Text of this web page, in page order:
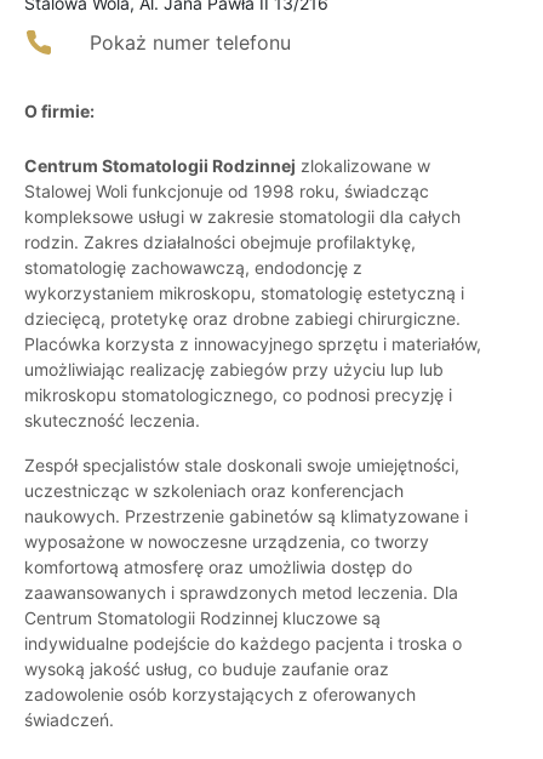
Pokaż numer telefonu
O firmie:
Centrum Stomatologii Rodzinnej zlokalizowane w
Stalowej Woli funkcjonuje od 1998 roku, świadcząc
kompleksowe usługi w zakresie stomatologii dla całych
rodzin. Zakres działalności obejmuje profilaktykę,
stomatologię zachowawczą, endodoncję z
wykorzystaniem mikroskopu, stomatologię estetyczną i
dziecięcą, protetykę oraz drobne zabiegi chirurgiczne.
Placówka korzysta z innowacyjnego sprzętu i materiałów,
umożliwiając realizację zabiegów przy użyciu lup lub
mikroskopu stomatologicznego, co podnosi precyzję i
skuteczność leczenia.
Zespół specjalistów stale doskonali swoje umiejętności,
uczestnicząc w szkoleniach oraz konferencjach
naukowych. Przestrzenie gabinetów są klimatyzowane i
wyposażone w nowoczesne urządzenia, co tworzy
komfortową atmosferę oraz umożliwia dostęp do
zaawansowanych i sprawdzonych metod leczenia. Dla
Centrum Stomatologii Rodzinnej kluczowe są
indywidualne podejście do każdego pacjenta i troska o
wysoką jakość usług, co buduje zaufanie oraz
zadowolenie osób korzystających z oferowanych
świadczeń.